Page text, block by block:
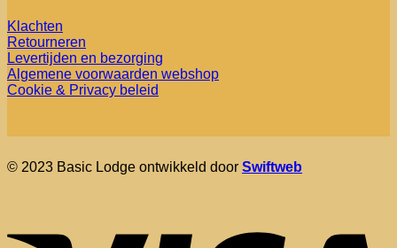
Klachten
Retourneren
Levertijden en bezorging
Algemene voorwaarden webshop
Cookie & Privacy beleid
© 2023 Basic Lodge ontwikkeld door Swiftweb